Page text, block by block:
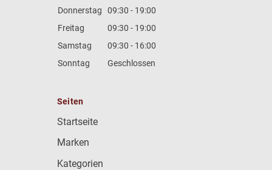
Donnerstag
09:30 - 19:00
Freitag
09:30 - 19:00
Samstag
09:30 - 16:00
Sonntag
Geschlossen
Seiten
Startseite
Marken
Kategorien